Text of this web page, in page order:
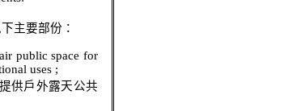
主要部份：
public space for
uses ;
供戶外露天公共